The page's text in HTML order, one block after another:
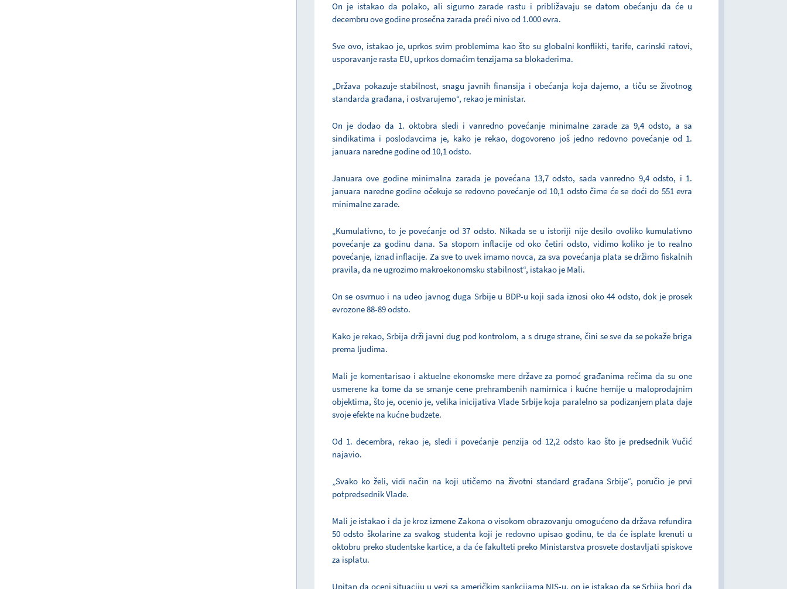
On je istakao da polako, ali sigurno zarade rastu i približavaju se datom obećanju da će u
decembru ove godine prosečna zarada preći nivo od 1.000 evra.
Sve ovo, istakao je, uprkos svim problemima kao što su globalni konflikti, tarife, carinski ratovi,
usporavanje rasta EU, uprkos domaćim tenzijama sa blokaderima.
„Država pokazuje stabilnost, snagu javnih finansija i obećanja koja dajemo, a tiču se životnog
standarda građana, i ostvarujemo“, rekao je ministar.
On je dodao da 1. oktobra sledi i vanredno povećanje minimalne zarade za 9,4 odsto, a sa
sindikatima i poslodavcima je, kako je rekao, dogovoreno još jedno redovno povećanje od 1.
januara naredne godine od 10,1 odsto.
Januara ove godine minimalna zarada je povećana 13,7 odsto, sada vanredno 9,4 odsto, i 1.
januara naredne godine očekuje se redovno povećanje od 10,1 odsto čime će se doći do 551 evra
minimalne zarade.
„Kumulativno, to je povećanje od 37 odsto. Nikada se u istoriji nije desilo ovoliko kumulativno
povećanje za godinu dana. Sa stopom inflacije od oko četiri odsto, vidimo koliko je to realno
povećanje, iznad inflacije. Za sve to uvek imamo novca, za sva povećanja plata se držimo fiskalnih
pravila, da ne ugrozimo makroekonomsku stabilnost“, istakao je Mali.
On se osvrnuo i na udeo javnog duga Srbije u BDP-u koji sada iznosi oko 44 odsto, dok je prosek
evrozone 88-89 odsto.
Kako je rekao, Srbija drži javni dug pod kontrolom, a s druge strane, čini se sve da se pokaže briga
prema ljudima.
Mali je komentarisao i aktuelne ekonomske mere države za pomoć građanima rečima da su one
usmerene ka tome da se smanje cene prehrambenih namirnica i kućne hemije u maloprodajnim
objektima, što je, ocenio je, velika inicijativa Vlade Srbije koja paralelno sa podizanjem plata daje
svoje efekte na kućne budzete.
Od 1. decembra, rekao je, sledi i povećanje penzija od 12,2 odsto kao što je predsednik Vučić
najavio.
„Svako ko želi, vidi način na koji utičemo na životni standard građana Srbije“, poručio je prvi
potpredsednik Vlade.
Mali je istakao i da je kroz izmene Zakona o visokom obrazovanju omogućeno da država refundira
50 odsto školarine za svakog studenta koji je redovno upisao godinu, te da će isplate krenuti u
oktobru preko studentske kartice, a da će fakulteti preko Ministarstva prosvete dostavljati spiskove
za isplatu.
Upitan da oceni situaciju u vezi sa američkim sankcijama NIS-u, on je istakao da se Srbija bori da